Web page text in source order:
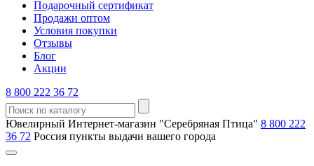
Подарочный сертификат
Продажи оптом
Условия покупки
Отзывы
Блог
Акции
8 800 222 36 72
Ювелирный Интернет-магазин "Серебряная Птица" 8 800 222
36 72 Россия пункты выдачи вашего города